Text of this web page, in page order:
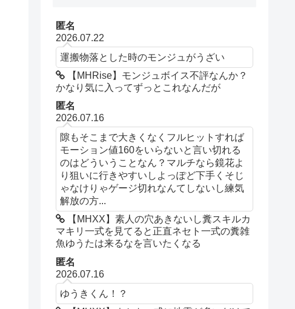
匿名
2026.07.22
運搬物落とした時のモンジュがうざい
【MHRise】モンジュボイス不評なんか？
かなり気に入ってずっとこれなんだが
匿名
2026.07.16
隙もそこまで大きくなくフルヒットすれば
モーション値160をいらないと言い切れる
のはどういうことなん？マルチなら鏡花よ
り狙いに行きやすいしよっぽど下手くそじ
ゃなけりゃゲージ切れなんてしないし練気
解放の方...
【MHXX】素人の穴あきないし糞スキルカ
マキリ一式を見てると正直ネセト一式の糞雑
魚ゆうたは来るなを言いたくなる
匿名
2026.07.16
ゆうきくん！？